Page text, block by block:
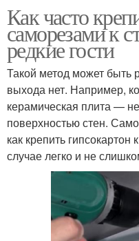
Как часто
саморезами к
редкие гости
Такой метод может быть
выхода нет. Например,
керамическая плита —
поверхностью стен.
как крепить
случае легко и не